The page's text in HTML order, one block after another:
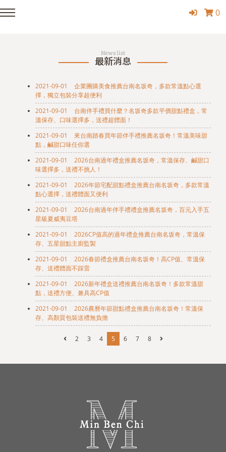
0
News list
最新消息
2021-09-01
企業團購美食推薦台南名坂奇，多款常溫點心選
擇，獨立包裝分享超便利
2021-09-01
台南伴手禮買什麼？名坂奇多款平價甜點禮盒，常
溫保存、口味選擇多，送禮超體面！
2021-09-01
來台南踏春買年節伴手禮推薦名坂奇！常溫美味甜
點，鹹甜口味任你選
2021-09-01
2026台南過年禮盒推薦名坂奇，常溫保存、鹹甜口
味選擇多，送禮不挑人！
2021-09-01
2026年節宅配甜點禮盒推薦台南名坂奇，多款常溫
點心選擇，送禮體面又便利
2021-09-01
2026台南過年伴手禮禮盒推薦名坂奇，百元入手五
星級夏威夷豆塔
2021-09-01
2026CP值高的過年禮盒推薦台南名坂奇，常溫保
存、五星甜點主廚監製
2021-09-01
2026春節禮盒推薦台南名坂奇！高CP值、常溫保
存、送禮體面不踩雷
2021-09-01
2026新年禮盒送禮推薦台南名坂奇！多款常溫甜
點，送禮方便、兼具高CP值
2021-09-01
2026農曆年節甜點禮盒推薦台南名坂奇！常溫保
存、高顏質包裝送禮無負擔
2 3 4 5 6 7 8